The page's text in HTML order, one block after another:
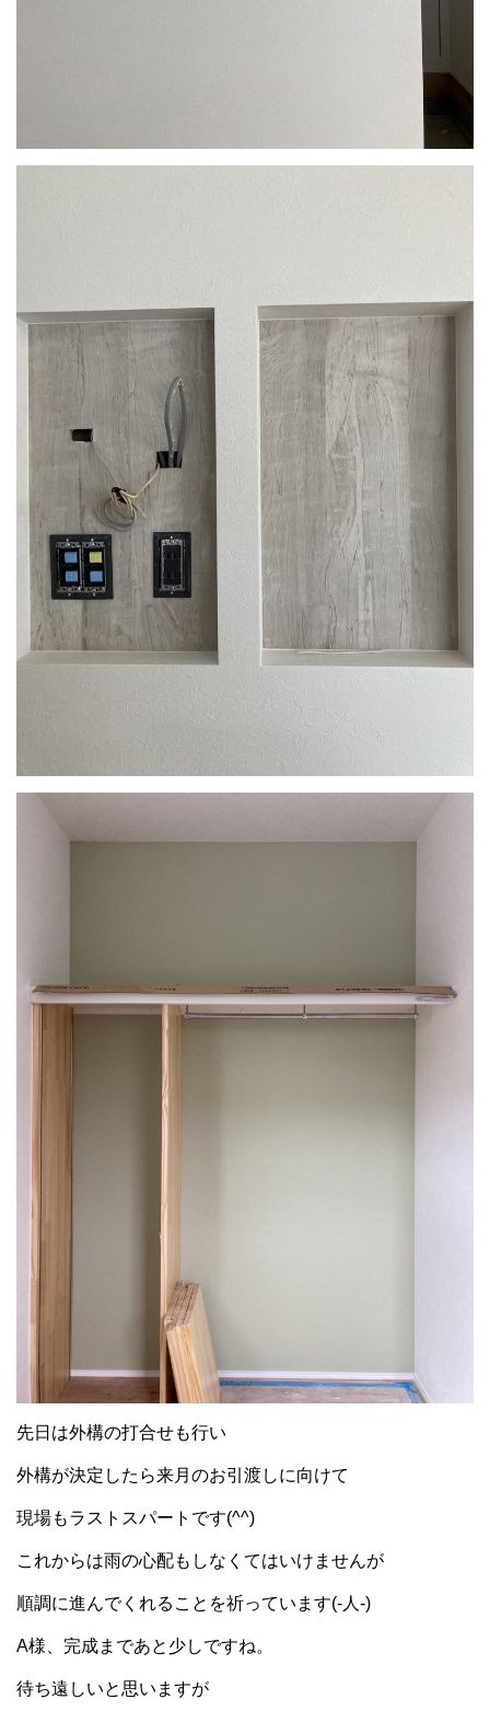
先日は外構の打合せも行い
外構が決定したら来月のお引渡しに向けて
現場もラストスパートです(^^)
これからは雨の心配もしなくてはいけませんが
順調に進んでくれることを祈っています(-人-)
A様、完成まであと少しですね。
待ち遠しいと思いますが